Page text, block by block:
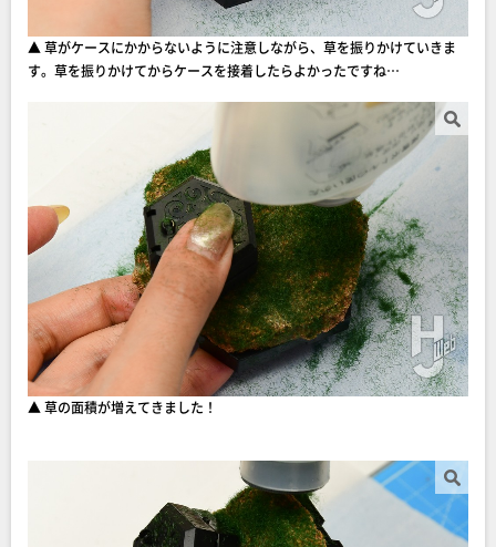
▲ 草がケースにかからないように注意しながら、草を振りかけていきま
す。草を振りかけてからケースを接着したらよかったですね…
▲ 草の面積が増えてきました！